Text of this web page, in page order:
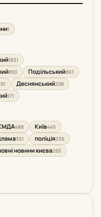
1
1831
893 Подільський867
Деснянський208
171
488 Київ445
351 поліція336
новини києва265